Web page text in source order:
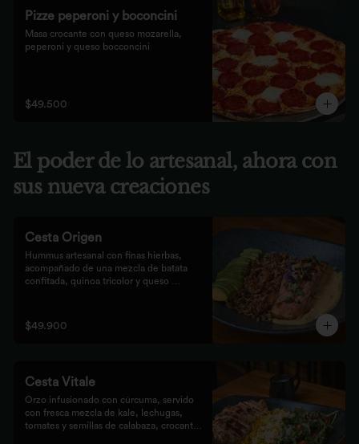
Pizze peperoni y boconcini
Masa crocante con queso mozarella,
peperoni y queso bocconcini
$49.500
El poder de lo artesanal, ahora con
sus nueva creaciones
Cesta Origen
Hummus artesanal con finas hierbas,
acompañado de una mezcla de batata
confitada, quinoa tricolor y queso
$49.900
Cesta Vitale
Orzo infusionado con cúrcuma, servido
con fresca mezcla de kale, lechugas,
tomates y semillas de calabaza, crocante